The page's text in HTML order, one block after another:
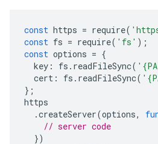
const https = require(
const fs = require( 'fs'
const options
key: fs.readFileSync(
cert: fs.readFileSync(
https
.createServer(options,
// server code